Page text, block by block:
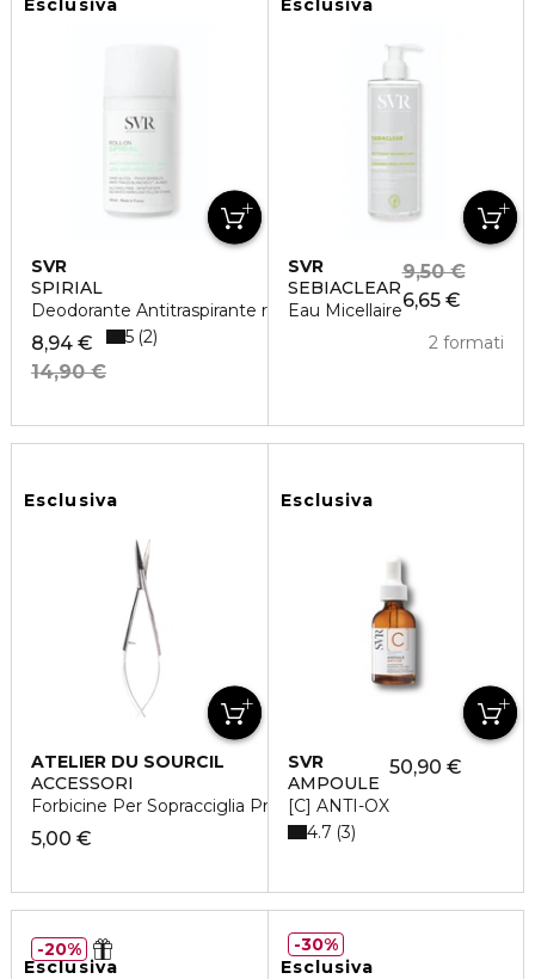
Esclusiva
SVR
SPIRIAL
Deodorante Antitraspirante roll-on
8,94 €
14,90 €
5 2
Esclusiva
SVR
SEBIACLEAR
Eau Micellaire6,65 €
9,50 €
2 formati
Esclusiva
ATELIER DU SOURCIL
ACCESSORI
Forbicine Per Sopracciglia Pro
5,00 €
Esclusiva
SVR
AMPOULE
[C] ANTI-OX
50,90 €
4.7 3
Esclusiva
20%
Esclusiva
30%